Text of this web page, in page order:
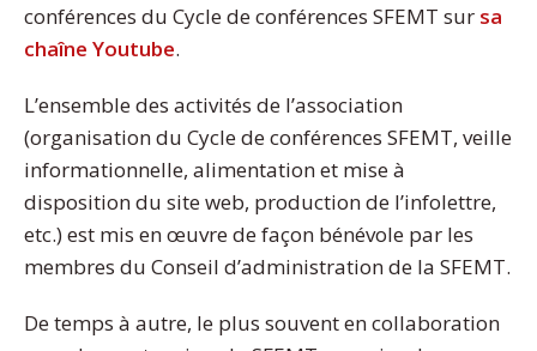
conférences du Cycle de conférences SFEMT sur sa
chaîne Youtube.
L’ensemble des activités de l’association
(organisation du Cycle de conférences SFEMT, veille
informationnelle, alimentation et mise à
disposition du site web, production de l’infolettre,
etc.) est mis en œuvre de façon bénévole par les
membres du Conseil d’administration de la SFEMT.
De temps à autre, le plus souvent en collaboration